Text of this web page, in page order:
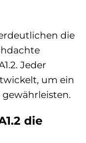
die
Jeder
um ein
die